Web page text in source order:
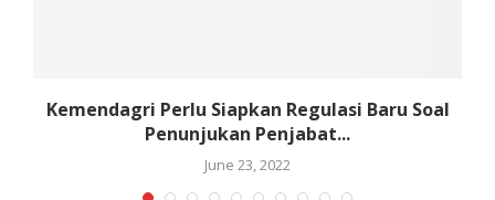
Kemendagri Perlu Siapkan Regulasi Baru Soal
Penunjukan Penjabat...
June 23, 2022